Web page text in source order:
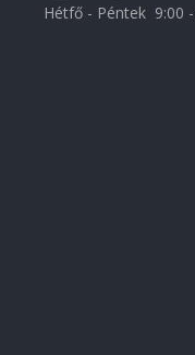
Hétfő - Péntek 9:00